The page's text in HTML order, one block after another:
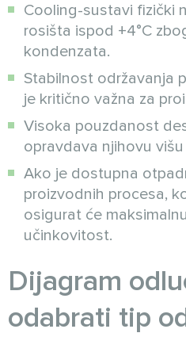
Cooling-sustavi fizički
rosišta ispod +4°C
kondenzata.
Stabilnost održavanja
je kritično važna za
Visoka pouzdanost
opravdava njihovu
Ako je dostupna
proizvodnih procesa,
osigurat će
učinkovitost.
Dijagram
odabrati tip